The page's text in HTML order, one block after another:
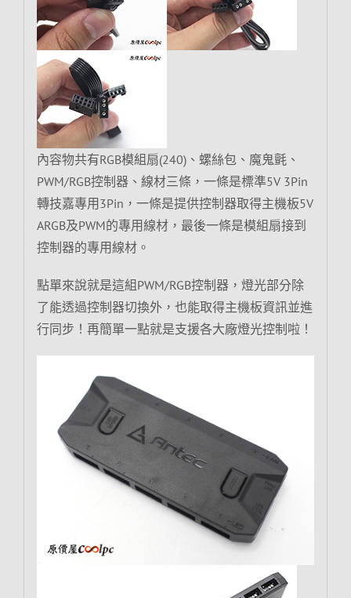
內容物共有RGB模組扇(240)、螺絲包、魔鬼氈、
PWM/RGB控制器、線材三條，一條是標準5V 3Pin
轉技嘉專用3Pin，一條是提供控制器取得主機板5V
ARGB及PWM的專用線材，最後一條是模組扇接到
控制器的專用線材。
點單來說就是這組PWM/RGB控制器，燈光部分除
了能透過控制器切換外，也能取得主機板資訊並進
行同步！再簡單一點就是支援各大廠燈光控制啦！